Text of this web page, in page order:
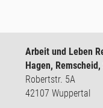
Arbeit und Leben
Hagen,
Robertstr. 5A
42107 Wuppertal